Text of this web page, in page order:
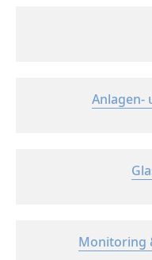
Anlagen-
Monitoring